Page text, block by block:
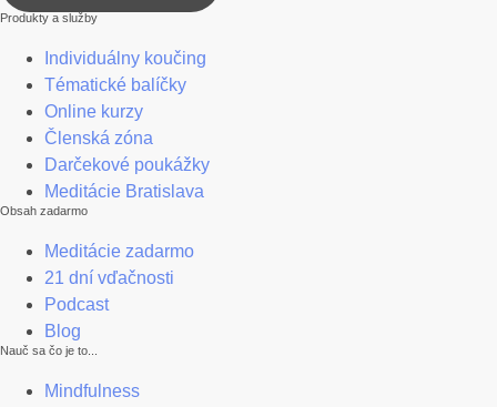
Produkty a služby
Individuálny koučing
Tématické balíčky
Online kurzy
Členská zóna
Darčekové poukážky
Meditácie Bratislava
Obsah zadarmo
Meditácie zadarmo
21 dní vďačnosti
Podcast
Blog
Nauč sa čo je to...
Mindfulness